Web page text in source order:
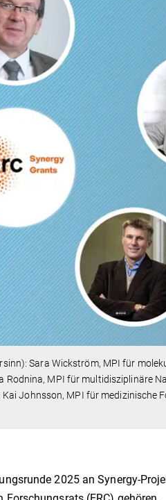
Sara Wickström, MPI für
MPI für multidisziplinäre
Johnsson, MPI für medizinische
2025 an Synergy-